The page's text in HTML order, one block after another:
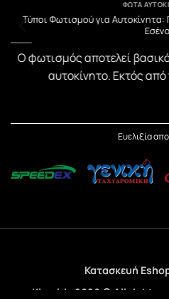
ΦΏΤΑ
Τύποι Φωτισμού για Αυτοκίνητα:
Ο φωτισμός αποτελεί
αυτοκίνητο. Εκτός
Ευελιξία
Κατασκευή
Kimpiris 2026 © All rights